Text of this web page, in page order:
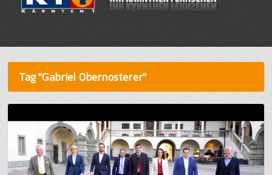
Tag "Gabriel Obernosterer"